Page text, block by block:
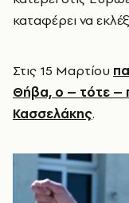
καταφέρει να
Στις 15 Μαρτίου
Θήβα, ο – τότε –
Κασσελάκης.